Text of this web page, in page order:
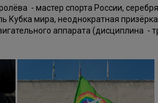
- мастер спорта России,
Кубка мира, неоднократная
аппарата (дисциплина -